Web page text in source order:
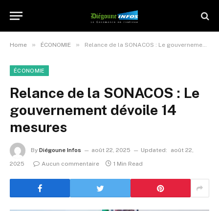
Home » ÉCONOMIE » Relance de la SONACOS : Le gouvernement dévoile 14 mesures
ÉCONOMIE
Relance de la SONACOS : Le
gouvernement dévoile 14
mesures
By Diégoune Infos août 22, 2025 Updated:
août 22,
2025
Aucun commentaire 1 Min Read